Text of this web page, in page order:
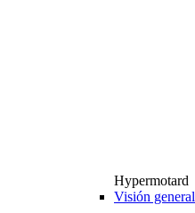
Hypermotard
Visión general